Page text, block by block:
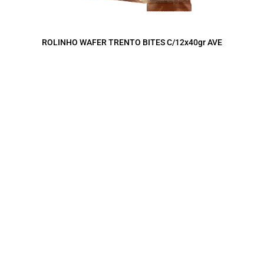
ROLINHO WAFER TRENTO BITES C/12x40gr AVE